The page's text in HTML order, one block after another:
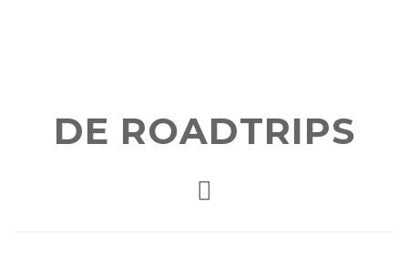
DE ROADTRIPS